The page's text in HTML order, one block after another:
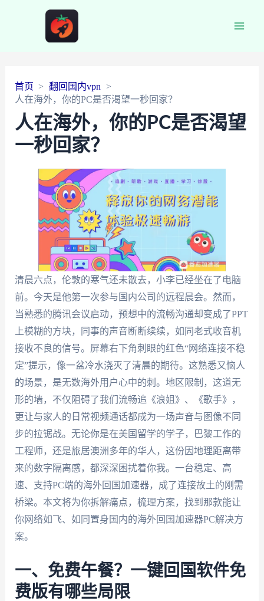
首页
翻回国内vpn
人在海外，你的PC是否渴望一秒回家？
人在海外，你的PC是否渴望
一秒回家？
清晨六点，伦敦的寒气还未散去，小李已经坐在了电脑
前。今天是他第一次参与国内公司的远程晨会。然而，
当熟悉的腾讯会议启动，预想中的流畅沟通却变成了PPT
上模糊的方块，同事的声音断断续续，如同老式收音机
接收不良的信号。屏幕右下角刺眼的红色“网络连接不稳
定”提示，像一盆冷水浇灭了清晨的期待。这熟悉又恼人
的场景，是无数海外用户心中的刺。地区限制，这道无
形的墙，不仅阻碍了我们流畅追《浪姐》、《歌手》，
更让与家人的日常视频通话都成为一场声音与图像不同
步的拉锯战。无论你是在美国留学的学子，巴黎工作的
工程师，还是旅居澳洲多年的华人，这份因地理距离带
来的数字隔离感，都深深困扰着你我。一台稳定、高
速、支持PC端的海外回国加速器，成了连接故土的刚需
桥梁。本文将为你拆解痛点，梳理方案，找到那款能让
你网络如飞、如同置身国内的海外回国加速器PC解决方
案。
一、免费午餐？一键回国软件免
费版有哪些局限